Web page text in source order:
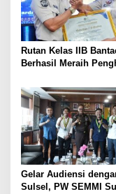
Rutan Kelas IIB
Berhasil Meraih
Semester I Tahun
Gelar Audiensi
Sulsel, PW SEMMI